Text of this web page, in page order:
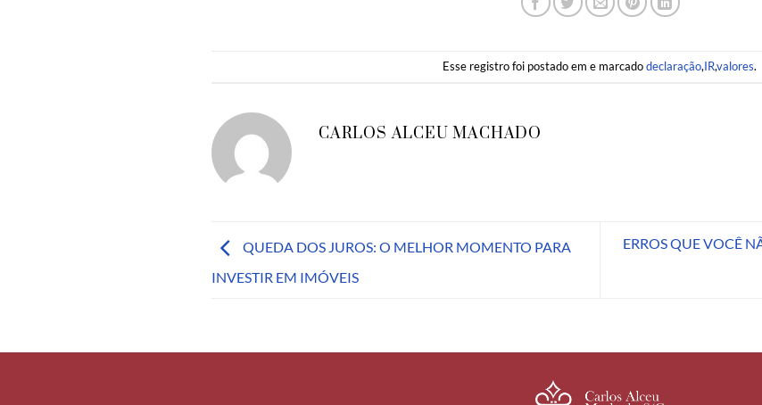
Esse registro foi postado em e marcadodeclaração,IR,valores.
CARLOS ALCEU MACHADO
QUEDA DOS JUROS: O MELHOR MOMENTO PARA
INVESTIR EM IMÓVEIS
ERROS QUE VOCÊ